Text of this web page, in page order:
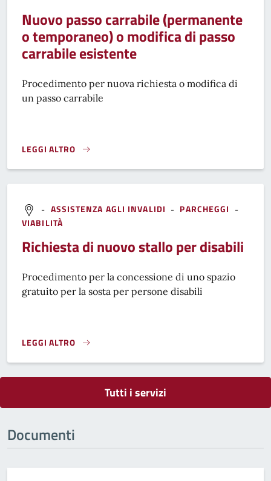
Nuovo passo carrabile (permanente
o temporaneo) o modifica di passo
carrabile esistente
Procedimento per nuova richiesta o modifica di
un passo carrabile
LEGGI ALTRO
NUOVO PASSO CARRABILE (PERMANENTE O
- ASSISTENZA AGLI INVALIDI - PARCHEGGI -
VIABILITÀ
Richiesta di nuovo stallo per disabili
Procedimento per la concessione di uno spazio
gratuito per la sosta per persone disabili
LEGGI ALTRO
RICHIESTA DI NUOVO STALLO PER DISABILI}
Tutti i servizi
Documenti